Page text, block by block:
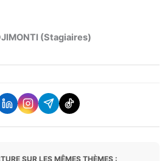
(Stagiaires)
SUR LES MÊMES THÈMES :